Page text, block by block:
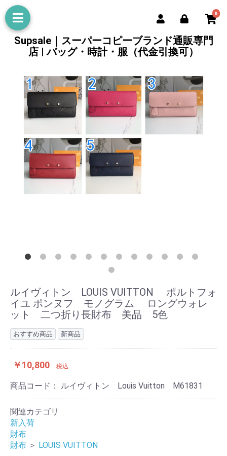
0
Supsale｜スーパーコピーブランド通販専門
店 | バッグ・時計・服（代金引換可）
ルイヴィトン LOUIS VUITTON ポルトフォ
イユ ポンヌフ モノグラム ロングウォレ
ット 二つ折り長財布 美品 5色
おすすめ商品 新商品
￥10,800 税込
商品コード： ルイヴィトン Louis Vuitton M61831
関連カテゴリ
新入荷
財布
財布 ＞ LOUIS VUITTON